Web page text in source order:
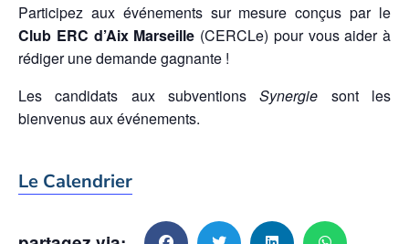
Participez aux événements sur mesure conçus par le
Club ERC d’Aix Marseille (CERCLe) pour vous aider à
rédiger une demande gagnante !
Les candidats aux subventionsSynergie sont les
bienvenus aux événements.
Le Calendrier